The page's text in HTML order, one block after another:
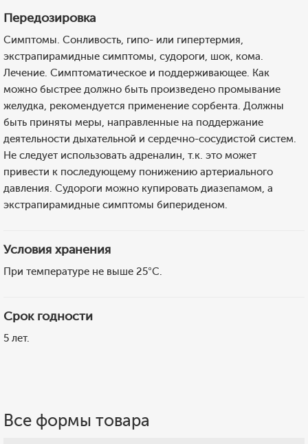
Передозировка
Симптомы. Сонливость, гипо- или гипертермия,
экстрапирамидные симптомы, судороги, шок, кома.
Лечение. Симптоматическое и поддерживающее. Как
можно быстрее должно быть произведено промывание
желудка, рекомендуется применение сорбента. Должны
быть приняты меры, направленные на поддержание
деятельности дыхательной и сердечно-сосудистой систем.
Не следует использовать адреналин, т.к. это может
привести к последующему понижению артериального
давления. Судороги можно купировать диазепамом, а
экстрапирамидные симптомы бипериденом.
Условия хранения
При температуре не выше 25°С.
Срок годности
5 лет.
Все формы товара